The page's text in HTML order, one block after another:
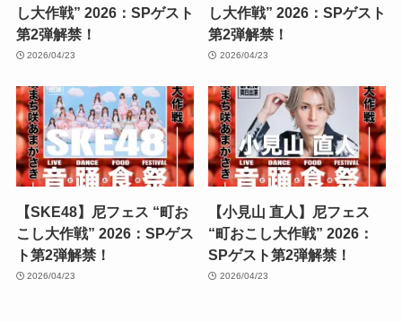
し大作戦” 2026：SPゲスト
第2弾解禁！
2026/04/23
し大作戦” 2026：SPゲスト
第2弾解禁！
2026/04/23
【SKE48】尼フェス “町お
こし大作戦” 2026：SPゲス
ト第2弾解禁！
2026/04/23
【小見山 直人】尼フェス
“町おこし大作戦” 2026：
SPゲスト第2弾解禁！
2026/04/23